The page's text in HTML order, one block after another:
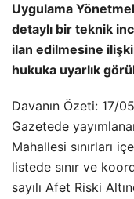
Uygulama
detaylı bir teknik
ilan edilmesine
hukuka uyarlık
Davanın Özeti: 17/
Gazetede
Mahallesi sınırları
listede sınır ve
sayılı Afet Riski